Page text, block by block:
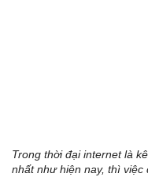
Trong thời đại internet là
nhất như hiện nay, thì